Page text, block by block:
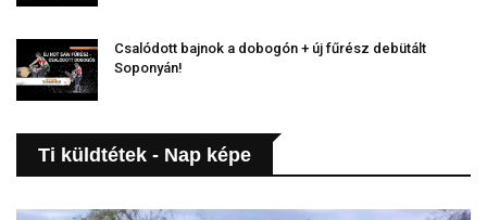
Csalódott bajnok a dobogón + új fűrész debütált
Soponyán!
Ti küldtétek - Nap képe